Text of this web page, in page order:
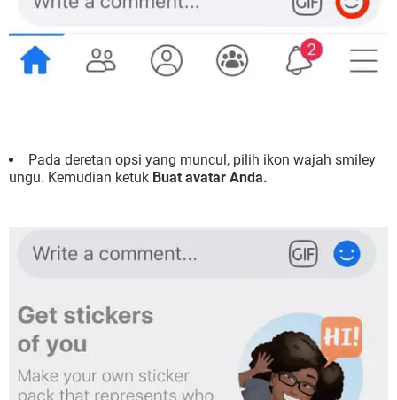
Pada deretan opsi yang muncul, pilih ikon wajah smiley
ungu. Kemudian ketuk Buat avatar Anda.